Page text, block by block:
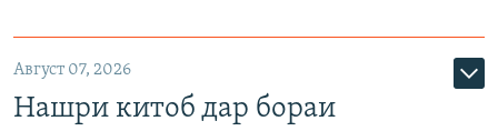
Август 07, 2026
Нашри китоб дар бораи